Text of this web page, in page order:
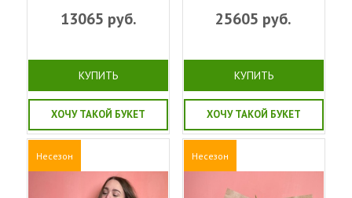
13065 руб.
КУПИТЬ
ХОЧУ ТАКОЙ БУКЕТ
25605 руб.
КУПИТЬ
ХОЧУ ТАКОЙ БУКЕТ
Несезон Несезон